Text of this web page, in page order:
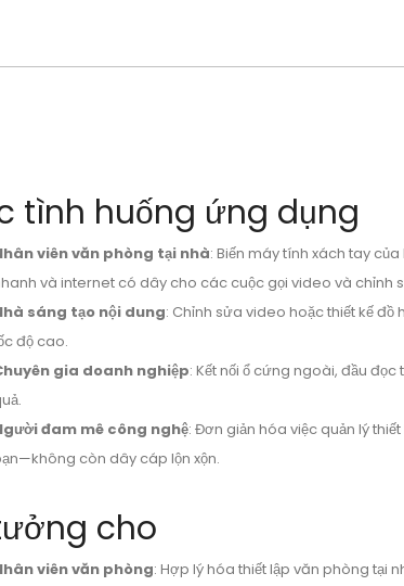
tình huống ứng dụng
viên văn phòng tại nhà: Biến máy tính xách tay
và internet có dây cho các cuộc gọi video và chỉnh
sáng tạo nội dung: Chỉnh sửa video hoặc thiết kế
độ cao.
gia doanh nghiệp: Kết nối ổ cứng ngoài, đầu
đam mê công nghệ: Đơn giản hóa việc quản lý
còn dây cáp lộn xộn.
cho
viên văn phòng: Hợp lý hóa thiết lập văn phòng tại